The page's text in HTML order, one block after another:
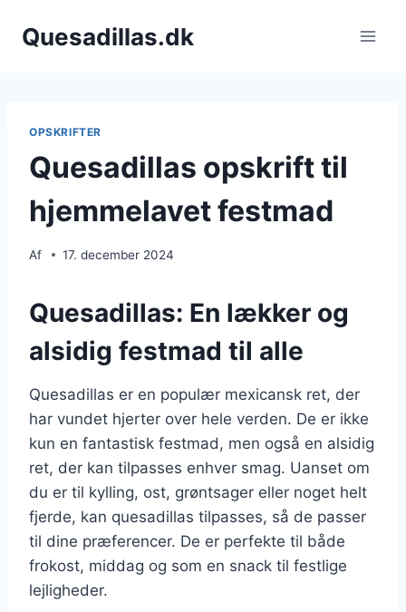
Quesadillas.dk
OPSKRIFTER
Quesadillas opskrift til
hjemmelavet festmad
Af 17. december 2024
Quesadillas: En lækker og
alsidig festmad til alle
Quesadillas er en populær mexicansk ret, der
har vundet hjerter over hele verden. De er ikke
kun en fantastisk festmad, men også en alsidig
ret, der kan tilpasses enhver smag. Uanset om
du er til kylling, ost, grøntsager eller noget helt
fjerde, kan quesadillas tilpasses, så de passer
til dine præferencer. De er perfekte til både
frokost, middag og som en snack til festlige
lejligheder.